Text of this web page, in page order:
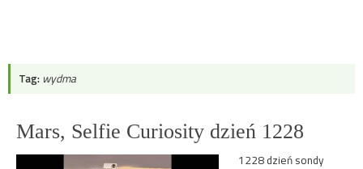
Tag: wydma
Mars, Selfie Curiosity dzień 1228
1228 dzień sondy